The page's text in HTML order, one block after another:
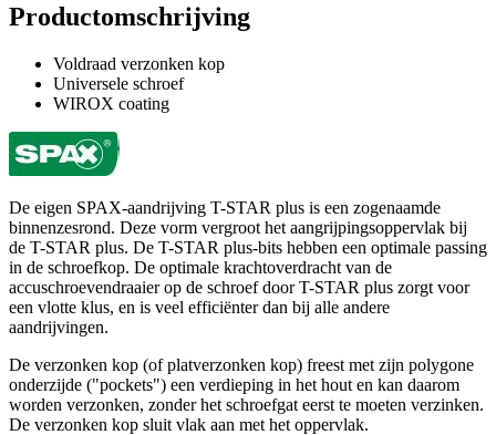
Productomschrijving
Voldraad verzonken kop
Universele schroef
WIROX coating
De eigen SPAX-aandrijving T-STAR plus is een zogenaamde
binnenzesrond. Deze vorm vergroot het aangrijpingsoppervlak bij
de T-STAR plus. De T-STAR plus-bits hebben een optimale passing
in de schroefkop. De optimale krachtoverdracht van de
accuschroevendraaier op de schroef door T-STAR plus zorgt voor
een vlotte klus, en is veel efficiënter dan bij alle andere
aandrijvingen.
De verzonken kop (of platverzonken kop) freest met zijn polygone
onderzijde ("pockets") een verdieping in het hout en kan daarom
worden verzonken, zonder het schroefgat eerst te moeten verzinken.
De verzonken kop sluit vlak aan met het oppervlak.